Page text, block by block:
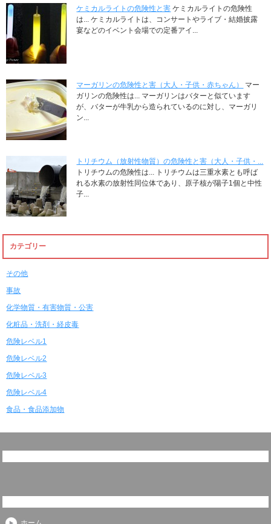
ケミカルライトの危険性と害 ケミカルライトの危険性
は... ケミカルライトは、コンサートやライブ・結婚披露
宴などのイベント会場での定番アイ...
マーガリンの危険性と害（大人・子供・赤ちゃん）
マー
ガリンの危険性は... マーガリンはバターと似ています
が、バターが牛乳から造られているのに対し、マーガリ
ン...
トリチウム（放射性物質）の危険性と害（大人・子供・...
トリチウムの危険性は... トリチウムは三重水素とも呼ば
れる水素の放射性同位体であり、原子核が陽子1個と中性
子...
カテゴリー
その他
事故
化学物質・有害物質・公害
化粧品・洗剤・経皮毒
危険レベル1
危険レベル2
危険レベル3
危険レベル4
食品・食品添加物